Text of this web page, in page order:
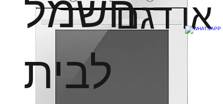
או דגם
לבית